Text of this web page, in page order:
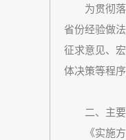
为贯彻落
省份经验做
征求意见、
体决策等程
二、主要
《实施方